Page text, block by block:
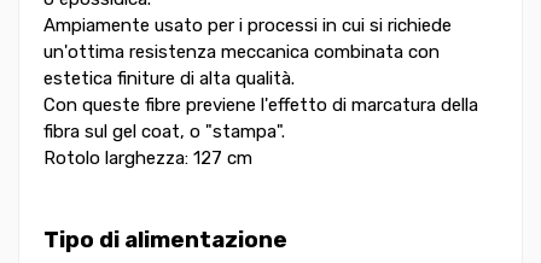
Ampiamente usato per i processi in cui si richiede
un'ottima resistenza meccanica combinata con
estetica finiture di alta qualità.
Con queste fibre previene l'effetto di marcatura della
fibra sul gel coat, o "stampa".
Rotolo larghezza: 127 cm
Tipo di alimentazione